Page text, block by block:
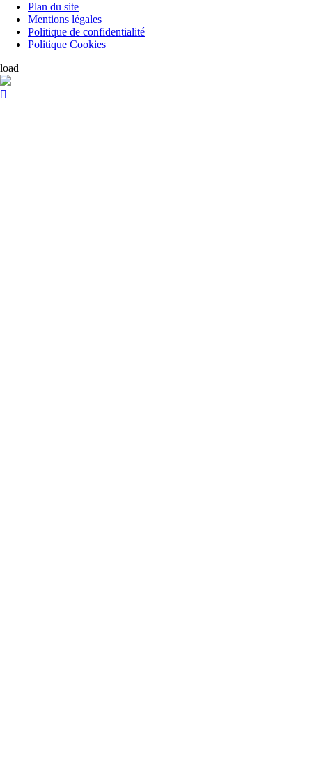
Plan du site
Mentions légales
Politique de confidentialité
Politique Cookies
load